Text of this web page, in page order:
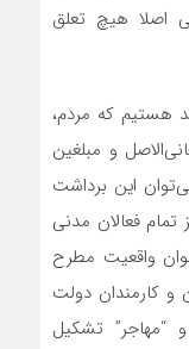
اصلا هیچ تعلق
هستیم که مردم،
و مبلغین
این برداشت
تمام فعالان مدنی
واقعیت مطرح
و کارمندان دولت
و “مهاجر” تشکیل